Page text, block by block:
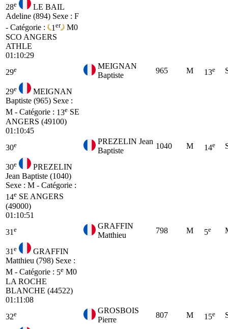
28e
LE BAIL
Adeline (894) Sexe : F
- Catégorie :
1 er
M0
SCO ANGERS
ATHLE
01:10:29
29e
MEIGNAN
Baptiste
965 M 13e
29e
MEIGNAN
Baptiste (965) Sexe :
M - Catégorie : 13e SE
ANGERS (49100)
01:10:45
30e
PREZELIN Jean
Baptiste
1040 M 14e
30e
PREZELIN
Jean Baptiste (1040)
Sexe : M - Catégorie :
14e SE ANGERS
(49000)
01:10:51
31 e
GRAFFIN
Matthieu
798 M 5e
31 e
GRAFFIN
Matthieu (798) Sexe :
M - Catégorie : 5e M0
LA ROCHE
BLANCHE (44522)
01:11:08
32e
GROSBOIS
Pierre
807 M 15e